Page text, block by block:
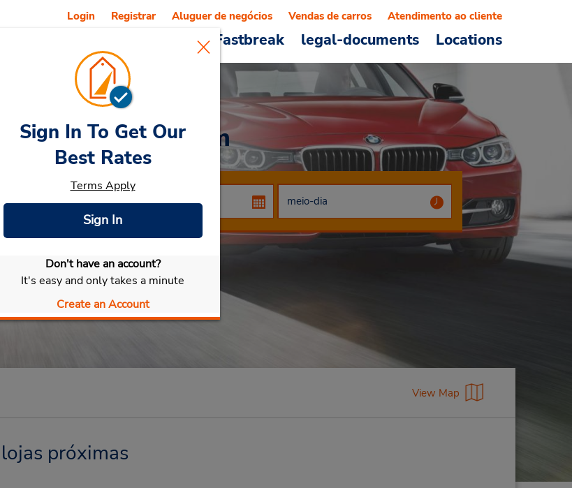
Veículos e serviços Fastbreak legal-documents Locations
Login Registrar Aluguer de negócios Vendas de carros Atendimento ao cliente
Rental Hilversum
Selecionar meu carro
Sign In To Get Our
Best Rates
Terms Apply
Sign In
Don't have an account?
It's easy and only takes a minute
Create an Account
View Map
próximas